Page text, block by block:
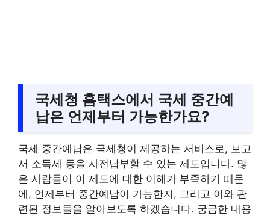
국세청 홈택스에서 국세 중간예
납은 언제부터 가능한가요?
국세 중간예납은 국세청이 제공하는 서비스로, 보고
서 소득세 등을 사전납부할 수 있는 제도입니다. 많
은 사람들이 이 제도에 대한 이해가 부족하기 때문
에, 언제부터 중간예납이 가능한지, 그리고 이와 관
련된 정보들을 알아보도록 하겠습니다. 궁금한 내용